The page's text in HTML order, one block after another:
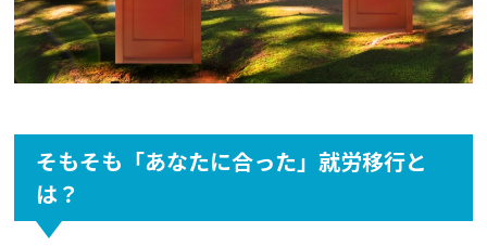
そもそも「あなたに合った」就労移行と
は？